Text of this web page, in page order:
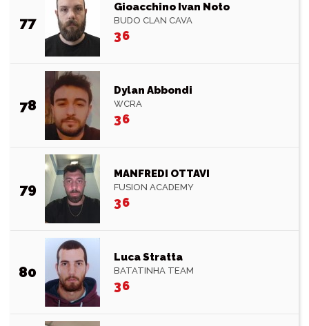
77
Gioacchino Ivan Noto
BUDO CLAN CAVA
36
78
Dylan Abbondi
WCRA
36
79
MANFREDI OTTAVI
FUSION ACADEMY
36
80
Luca Stratta
BATATINHA TEAM
36